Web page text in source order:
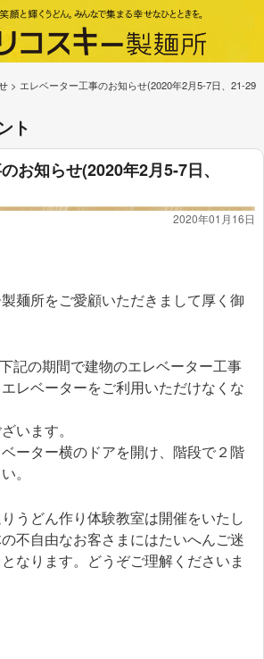
> エレベーター工事のお知らせ(2020年2月5-7日、21-29
ト
お知らせ(2020年2月5-7日、
2020年01月16日
麺所をご愛顧いただきまして厚く御
記の期間で建物のエレベーター工事
レベーターをご利用いただけなくな
います。
ーター横のドアを開け、階段で２階
。
うどん作り体験教室は開催をいたし
不自由なお客さまにはたいへんご迷
なります。どうぞご理解くださいま